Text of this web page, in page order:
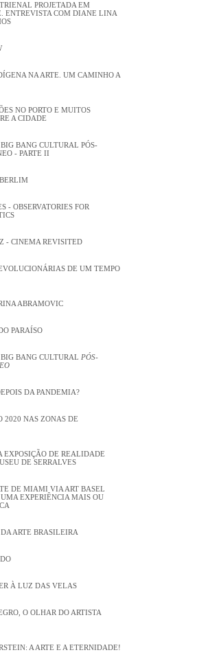
PROJETADA EM
ENTREVISTA COM DIANE LINA
NA ARTE. UM CAMINHO A
NO PORTO E MUITOS
A CIDADE
BANG CULTURAL PÓS-
- PARTE II
- OBSERVATORIES FOR
- CINEMA REVISITED
DE UM TEMPO
ABRAMOVIC
PARAÍSO
BANG CULTURAL PÓS-
DA PANDEMIA?
2020 NAS ZONAS DE
EXPOSIÇÃO DE REALIDADE
DE SERRALVES
DE MIAMI VIA ART BASEL
EXPERIÊNCIA MAIS OU
ARTE BRASILEIRA
À LUZ DAS VELAS
O OLHAR DO ARTISTA
A ARTE E A ETERNIDADE!